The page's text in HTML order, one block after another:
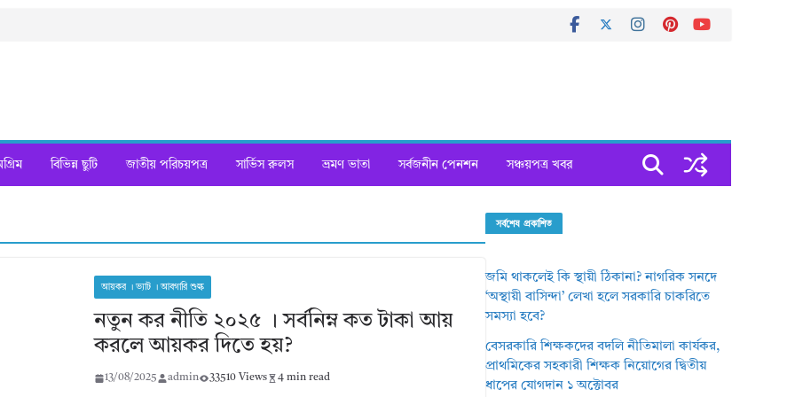
বিভিন্ন ছুটি জাতীয় পরিচয়পত্র সার্ভিস রুলস ভ্রমণ ভাতা সর্বজনীন পেনশন সঞ্চয়পত্র খবর
আয়কর । ভ্যাট । আবগারি শুল্ক
নতুন কর নীতি ২০২৫ । সর্বনিম্ন কত টাকা আয়
করলে আয়কর দিতে হয়?
13/08/2025 admin 33510 Views 4 min read
সর্বশেষ প্রকাশিত
জমি থাকলেই কি স্থায়ী ঠিকানা? নাগরিক সনদে
‘অস্থায়ী বাসিন্দা’ লেখা হলে সরকারি চাকরিতে
সমস্যা হবে?
বেসরকারি শিক্ষকদের বদলি নীতিমালা কার্যকর,
প্রাথমিকের সহকারী শিক্ষক নিয়োগের দ্বিতীয়
ধাপের যোগদান ১ অক্টোবর